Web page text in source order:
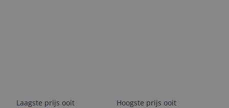
Laagste prijs ooit
Hoogste prijs ooit